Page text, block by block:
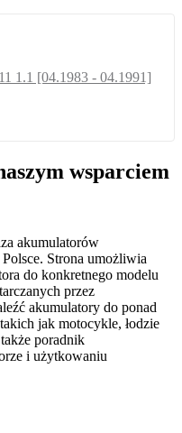
1.1 [04.1983 - 04.1991]
wsparciem
akumulatorów
Strona umożliwia
do konkretnego modelu
przez
akumulatory do ponad
jak motocykle, łodzie
poradnik
i użytkowaniu